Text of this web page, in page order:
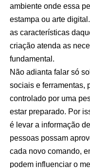
ambiente onde essa
estampa ou arte
as características
criação atenda as
fundamental.
Não adianta falar só
sociais e ferramentas,
controlado por uma
estar preparado. Por
é levar a informação
pessoas possam
cada novo comando,
podem influenciar o